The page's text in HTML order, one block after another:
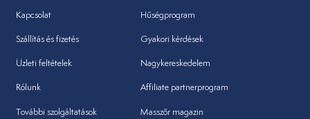
Kapcsolat
Szállítás és fizetés
Üzleti feltételek
Rólunk
További szolgáltatások
Hűségprogram
Gyakori kérdések
Nagykereskedelem
Affiliate partnerprogram
Masszőr magazin